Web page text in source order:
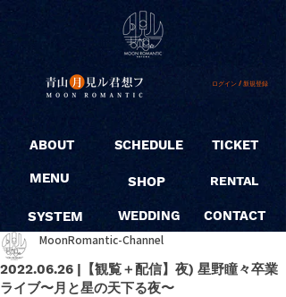
ログイン / 新規登録
ABOUT
MENU
SYSTEM
SCHEDULE
SHOP
WEDDING
TICKET
RENTAL
CONTACT
2022.06.26 |【観覧＋配信】夜) 星野瞳々卒業
ライブ〜月と星の天下る夜〜
MoonRomantic-Channel